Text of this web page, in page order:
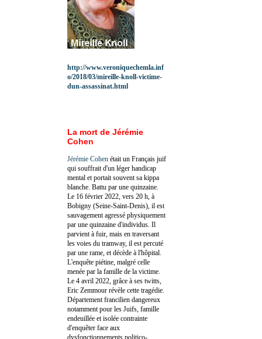
http://www.veroniquechemla.inf
o/2018/03/mireille-knoll-victime-
dun-assassinat.html
La mort de Jérémie
Cohen
Jérémie Cohen était un Français juif
qui souffrait d'un léger handicap
mental et portait souvent sa kippa
blanche. Battu par une quinzaine.
Le 16 février 2022, vers 20 h, à
Bobigny (Seine-Saint-Denis), il est
sauvagement agressé physiquement
par une quinzaine d'individus. Il
parvient à fuir, mais en traversant
les voies du tramway, il est percuté
par une rame, et décède à l'hôpital.
L'enquête piétine, malgré celle
menée par la famille de la victime.
Le 4 avril 2022, grâce à ses twitts,
Eric Zemmour révèle cette tragédie.
Département francilien dangereux
notamment pour les Juifs, famille
endeuillée et isolée contrainte
d'enquêter face aux
dysfonctionnements politico-